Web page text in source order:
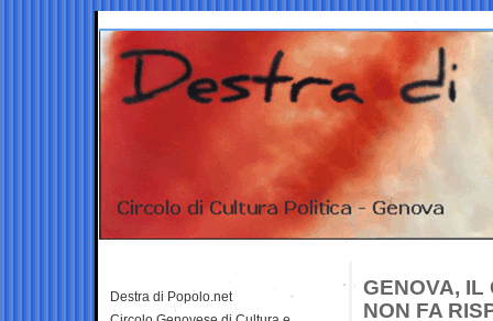
GENOVA, IL
NON FA
Destra di Popolo.net